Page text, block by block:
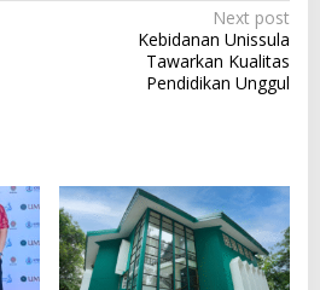
Next post
Kebidanan Unissula
Tawarkan Kualitas
Pendidikan Unggul